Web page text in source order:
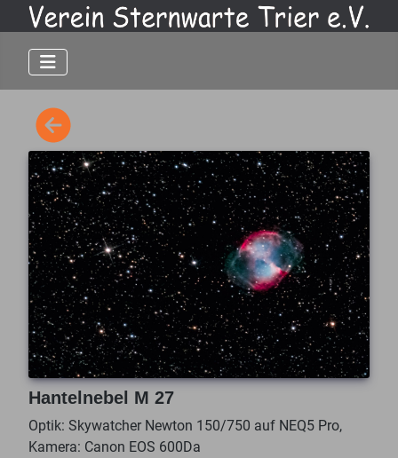
Hantelnebel M 27
Optik: Skywatcher Newton 150/750 auf NEQ5 Pro,
Kamera: Canon EOS 600Da